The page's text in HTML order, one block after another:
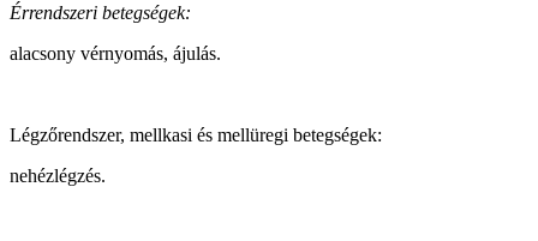
Érrendszeri betegségek:
alacsony vérnyomás, ájulás.
Légzőrendszer, mellkasi és mellüregi betegségek:
nehézlégzés.